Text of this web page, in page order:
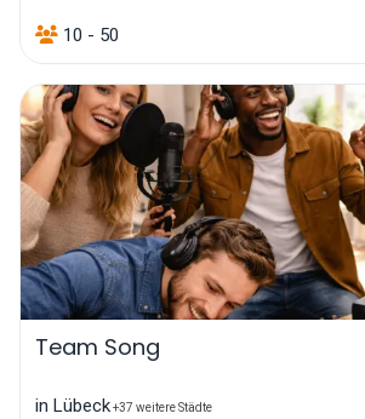
10 - 50
Team Song
in Lübeck+37 weitere Städte